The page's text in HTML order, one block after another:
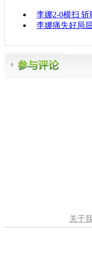
李娜2-0横扫
李娜痛失好局
关于